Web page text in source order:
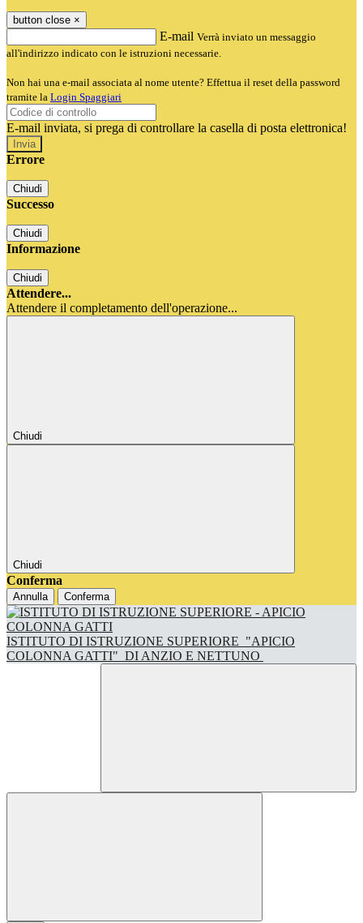
button close ×
E-mail Verrà inviato un messaggio
all'indirizzo indicato con le istruzioni necessarie.
Non hai una e-mail associata al nome utente? Effettua il reset della password
tramite la Login Spaggiari
E-mail inviata, si prega di controllare la casella di posta elettronica!
Errore
Chiudi
Successo
Chiudi
Informazione
Chiudi
Attendere...
Attendere il completamento dell'operazione...
Chiudi
Chiudi
Conferma
Annulla Conferma
ISTITUTO DI ISTRUZIONE SUPERIORE "APICIO
COLONNA GATTI" DI ANZIO E NETTUNO